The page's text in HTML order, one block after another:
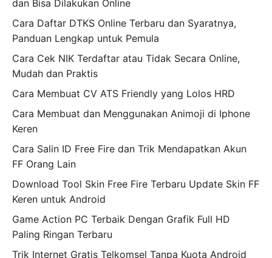
dan Bisa Dilakukan Online
Cara Daftar DTKS Online Terbaru dan Syaratnya,
Panduan Lengkap untuk Pemula
Cara Cek NIK Terdaftar atau Tidak Secara Online,
Mudah dan Praktis
Cara Membuat CV ATS Friendly yang Lolos HRD
Cara Membuat dan Menggunakan Animoji di Iphone
Keren
Cara Salin ID Free Fire dan Trik Mendapatkan Akun
FF Orang Lain
Download Tool Skin Free Fire Terbaru Update Skin FF
Keren untuk Android
Game Action PC Terbaik Dengan Grafik Full HD
Paling Ringan Terbaru
Trik Internet Gratis Telkomsel Tanpa Kuota Android